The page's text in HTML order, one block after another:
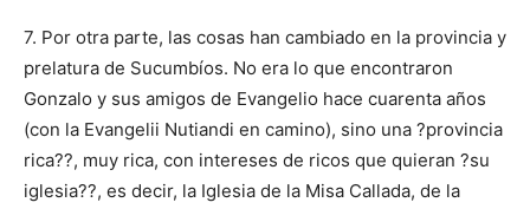
7. Por otra parte, las cosas han cambiado en la provincia y
prelatura de Sucumbíos. No era lo que encontraron
Gonzalo y sus amigos de Evangelio hace cuarenta años
(con la Evangelii Nutiandi en camino), sino una ?provincia
rica??, muy rica, con intereses de ricos que quieran ?su
iglesia??, es decir, la Iglesia de la Misa Callada, de la